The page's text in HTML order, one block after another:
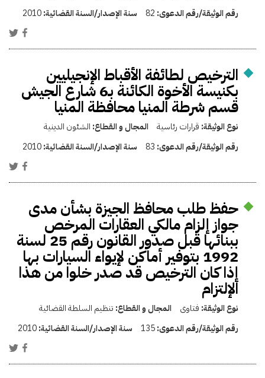
رقم الوثيقة/رقم الدعوى: 82 سنة الإصدار/السنة القضائية:2010
الترخيص لطائفة الأقباط الإنجيليين
بكنيسة الأخوة الكائنة بـ6 شارع الجيش
قسم شرطة المنيا محافظة المنيا
نوع الوثيقة: قرارات رئاسية المجال و القطاع: الشئون الدينية
رقم الوثيقة/رقم الدعوى: 83 سنة الإصدار/السنة القضائية:2010
حفظ طلب محافظ الجيزة بشأن مدى
جواز إلزام مالكي العقارات المرخص
ببنائها قبل صدور القانون رقم 25 لسنة
1992 بتوفير أماكن لإيواء السيارات بها
إذا كان الترخيص قد صدر خلوا من هذا
الإلتزام
نوع الوثيقة: فتاوى المجال و القطاع: تنظيم السلطة القضائية
رقم الوثيقة/رقم الدعوى:135 سنة الإصدار/السنة القضائية:2010